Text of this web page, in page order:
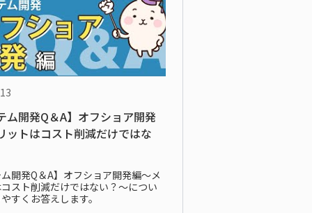
ム開発Q＆A】オフショア開発
ットはコスト削減だけではな
ム開発Q＆A】オフショア開発編～メ
スト削減だけではない？～につい
すくお答えします。